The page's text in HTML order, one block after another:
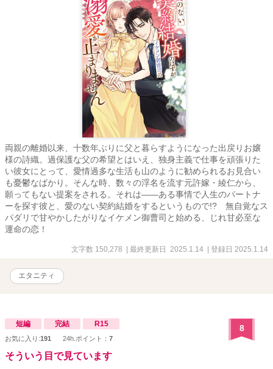
両親の離婚以来、十数年ぶりに父と暮らすようになった出戻りお嬢
様の詩織。過保護な父の希望とはいえ、独身主義で仕事を頑張りた
い彼女にとって、愛情過多な生活も山のように勧められるお見合い
も憂鬱なばかり。そんな時、数々の浮名を流す元許嫁・綾仁から、
願ってもない提案をされる。それは――ある事情で人生のパートナ
ーを探す彼と、愛のない契約結婚をするというもので!? 無自覚なス
パダリで甘やかしたがりなイケメン御曹司と始める、じれ甘必至な
運命の恋！
文字数 150,278 | 最終更新日 2025.1.14 | 登録日 2025.1.14
エタニティ
短編 完結 R15
お気に入り:191 24h.ポイント： 7
8
そういう目で見ています